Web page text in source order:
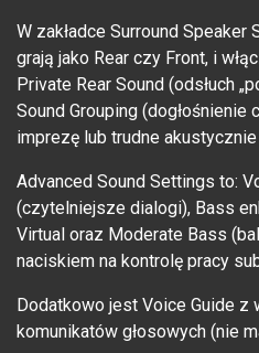
W zakładce Surround
grają jako Rear czy Front, i
Private Rear Sound (odsłuch
Sound Grouping (dogłośnienie
imprezę lub trudne
Advanced Sound Settings to:
(czytelniejsze dialogi), Bass
Virtual oraz Moderate Bass
naciskiem na kontrolę pracy
Dodatkowo jest Voice Guide z
komunikatów głosowych (nie